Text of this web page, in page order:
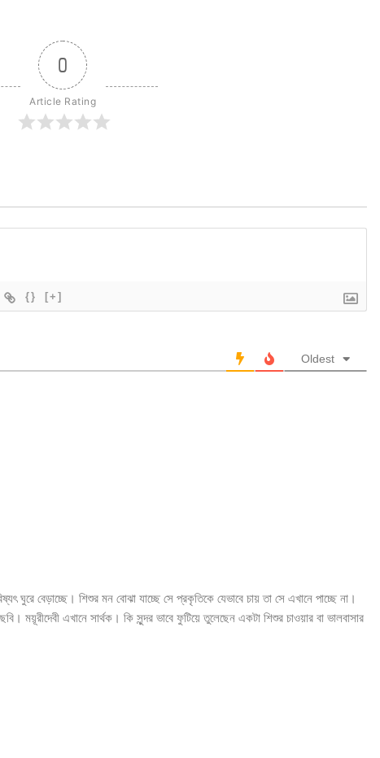
0
Article Rating
{} [+]
Oldest
ঘুরে বেড়াচ্ছে। শিশুর মন বোঝা যাচ্ছে সে প্রকৃতিকে যেভাবে চায় তা সে এখানে পাচ্ছে না।
ময়ূরীদেবী এখানে সার্থক। কি সুন্দর ভাবে ফুটিয়ে তুলেছেন একটা শিশুর চাওয়ার বা ভালবাসার